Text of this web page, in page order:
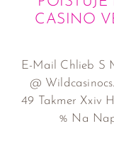
CASINO
E-Mail Chlieb S
@
49 Takmer Xxiv
% Na